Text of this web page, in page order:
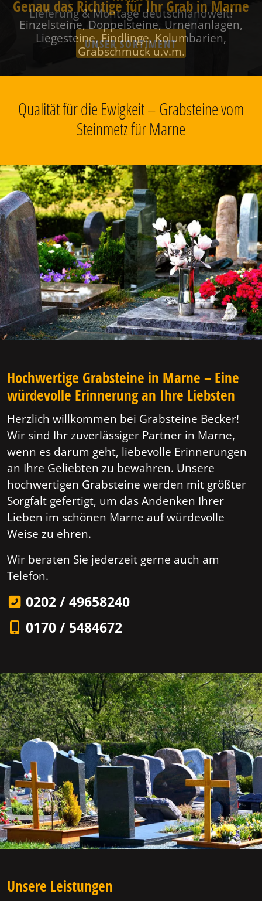
Genau das Richtige für Ihr Grab in Marne
Einzelsteine, Doppelsteine, Urnenanlagen,
Liegesteine, Findlinge, Kolumbarien,
Grabschmuck u.v.m.
Qualität für die Ewigkeit – Grabsteine vom
Steinmetz für Marne
Hochwertige Grabsteine in Marne – Eine
würdevolle Erinnerung an Ihre Liebsten
Herzlich willkommen bei Grabsteine Becker!
Wir sind Ihr zuverlässiger Partner in Marne,
wenn es darum geht, liebevolle Erinnerungen
an Ihre Geliebten zu bewahren. Unsere
hochwertigen Grabsteine werden mit größter
Sorgfalt gefertigt, um das Andenken Ihrer
Lieben im schönen Marne auf würdevolle
Weise zu ehren.
Wir beraten Sie jederzeit gerne auch am
Telefon.
0202 / 49658240
0170 / 5484672
Unsere Leistungen